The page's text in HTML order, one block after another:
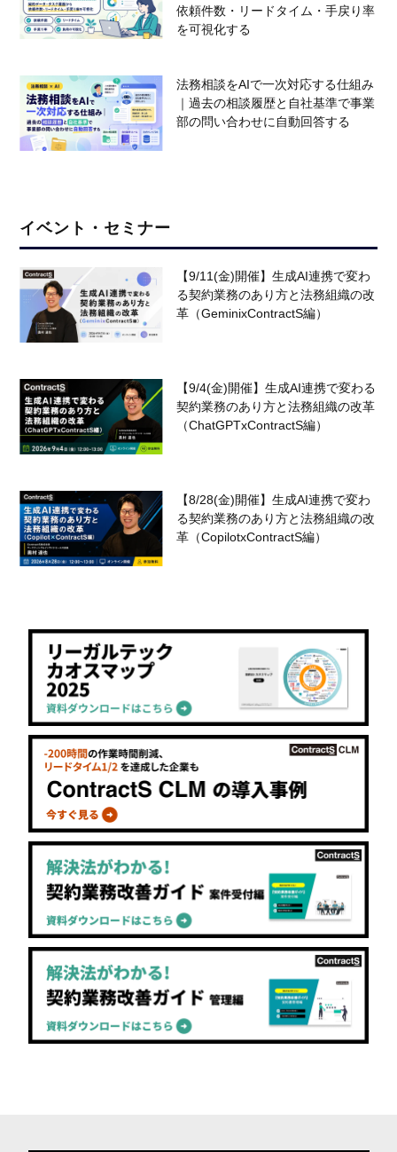
依頼件数・リードタイム・手戻り率
を可視化する
法務相談をAIで一次対応する仕組み
｜過去の相談履歴と自社基準で事業
部の問い合わせに自動回答する
イベント・セミナー
【9/11(金)開催】生成AI連携で変わ
る契約業務のあり方と法務組織の改
革（GeminixContractS編）
【9/4(金)開催】生成AI連携で変わる
契約業務のあり方と法務組織の改革
（ChatGPTxContractS編）
【8/28(金)開催】生成AI連携で変わ
る契約業務のあり方と法務組織の改
革（CopilotxContractS編）